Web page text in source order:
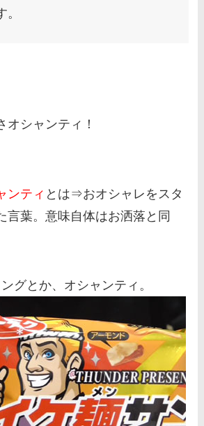
オシャンティ！
ンティ とは⇒おオシャレをスタ
言葉。意味自体はお洒落と同
グとか、オシャンティ。